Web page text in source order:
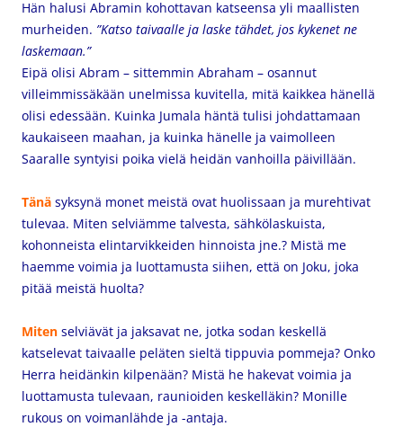
Hän halusi Abramin kohottavan katseensa yli maallisten
murheiden. ”Katso taivaalle ja laske tähdet, jos kykenet ne
laskemaan.”
Eipä olisi Abram – sittemmin Abraham – osannut
villeimmissäkään unelmissa kuvitella, mitä kaikkea hänellä
olisi edessään. Kuinka Jumala häntä tulisi johdattamaan
kaukaiseen maahan, ja kuinka hänelle ja vaimolleen
Saaralle syntyisi poika vielä heidän vanhoilla päivillään.
Tänä syksynä monet meistä ovat huolissaan ja murehtivat
tulevaa. Miten selviämme talvesta, sähkölaskuista,
kohonneista elintarvikkeiden hinnoista jne.? Mistä me
haemme voimia ja luottamusta siihen, että on Joku, joka
pitää meistä huolta?
Miten selviävät ja jaksavat ne, jotka sodan keskellä
katselevat taivaalle peläten sieltä tippuvia pommeja? Onko
Herra heidänkin kilpenään? Mistä he hakevat voimia ja
luottamusta tulevaan, raunioiden keskelläkin? Monille
rukous on voimanlähde ja -antaja.